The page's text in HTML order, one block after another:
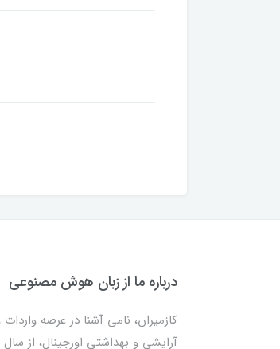
درباره ما از زبان هوش مصنوعی
کازمیران، نامی آشنا در عرصه